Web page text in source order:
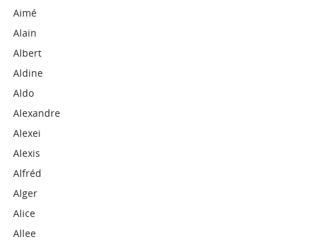
Aimé
Alain
Albert
Aldine
Aldo
Alexandre
Alexei
Alexis
Alfréd
Alger
Alice
Allee